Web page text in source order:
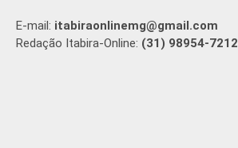
E-mail: itabiraonlinemg@gmail.com
Redação Itabira-Online: (31) 98954-7212